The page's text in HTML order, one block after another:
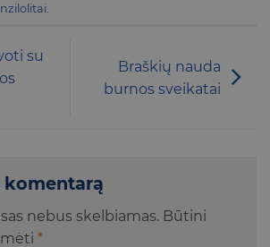
su
Braškių nauda
burnos sveikatai
komentarą
nebus skelbiamas. Būtini
*